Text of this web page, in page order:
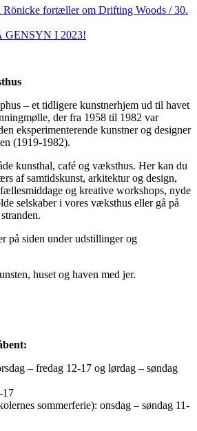
fortæller om Drifting Woods / 30.
GENSYN I 2023!
– et tidligere kunstnerhjem ud til havet
der fra 1958 til 1982 var
eksperimenterende kunstner og designer
(1919-1982).
kunsthal, café og væksthus. Her kan du
af samtidskunst, arkitektur og design,
og kreative workshops, nyde
selskaber i vores væksthus eller gå på
på siden under udstillinger og
huset og haven med jer.
– fredag 12-17 og lørdag – søndag
17
sommerferie): onsdag – søndag 11-